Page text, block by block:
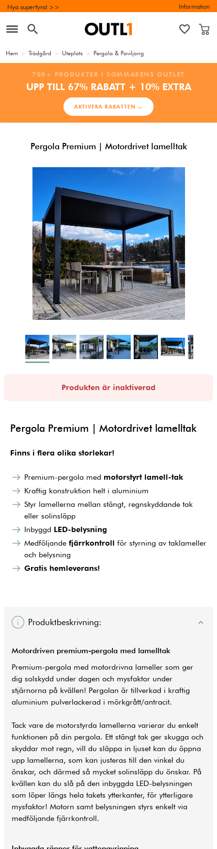
Nya superfynd >> Information
Hem > Trädgård > Uteplats > Pergola & Paviljong
700+ PRODUKTER I SOMMARENS OUTLET
UPP TILL 67% RABATT + 10% EXTRA
AKTIVERA RABATTEN →
Pergola Premium | Motordrivet lamelltak
Produkten är inaktiverad
Pergola Premium | Motordrivet lamelltak
Finns i flera olika storlekar!
Premium-pergola med motorstyrt lamell-tak
Kraftig konstruktion helt i aluminium
Styr lamellerna mellan stängt, regnskyddande tak
eller solinsläpp
Inbyggd LED-belysning
Medföljande fjärrkontroll för styrning av taklameller
och belysning
Gratis hemleverans!
Produktbeskrivning:
Motordriven premium-pergola med lamelltak
Premium-pergola med motordrivna lameller som ger
dig solskydd under dagen och mysfaktor under
stjärnorna på kvällen! Pergolan är tillverkad i kraftig
aluminium pulverlackerad i mörkgrått/antracit.
Tack vare de motorstyrda lamellerna varierar du enkelt
funktionen på din pergola. Ett stängt tak ger skugga och
skyddar mot regn, vill du släppa in ljuset kan du öppna
upp lamellerna, som kan justeras till den vinkel du
önskar, och därmed så mycket solinsläpp du önskar. På
kvällen kan du slå på den inbyggda LED-belysningen
som löper längs hela takets ytterkanter, för ytterligare
mysfaktor! Motorn samt belysningen styrs enkelt via
medföljande fjärrkontroll.